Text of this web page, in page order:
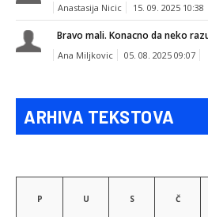
Anastasija Nicic 15. 09. 2025 10:38
Bravo mali. Konacno da neko
Ana Miljkovic 05. 08. 2025 09:07
ARHIVA TEKSTOVA
P U S Č